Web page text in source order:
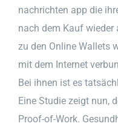
nachrichten app die
nach dem Kauf wieder
zu den Online Wallets
mit dem Internet
Bei ihnen ist es
Eine Studie zeigt nun,
Proof-of-Work.